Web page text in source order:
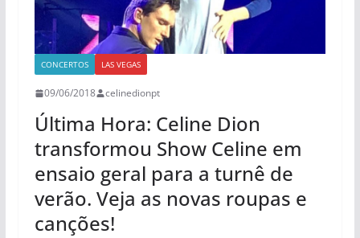
CONCERTOS LAS VEGAS
09/06/2018 celinedionpt
Última Hora: Celine Dion
transformou Show Celine em
ensaio geral para a turnê de
verão. Veja as novas roupas e
canções!